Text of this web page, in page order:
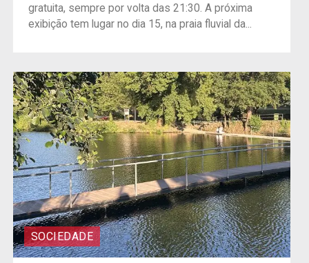
gratuita, sempre por volta das 21:30. A próxima
exibição tem lugar no dia 15, na praia fluvial da...
SOCIEDADE